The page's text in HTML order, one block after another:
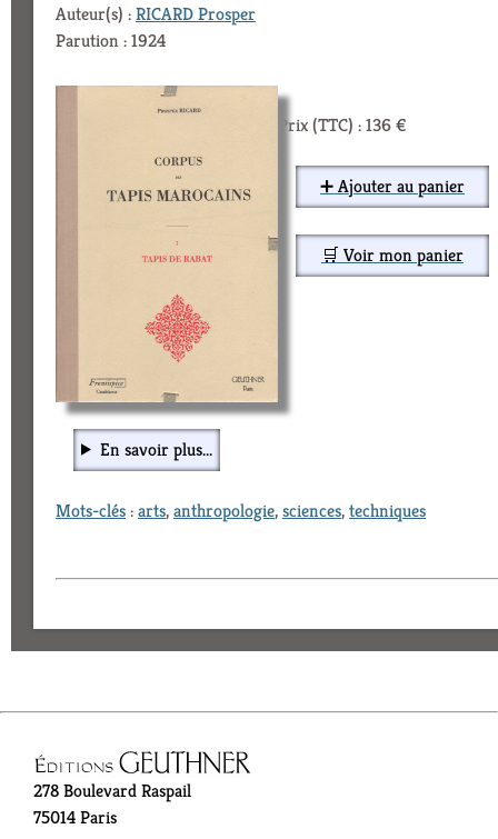
Auteur(s) :RICARD Prosper
Parution : 1924
Prix (TTC) : 136 €
➕ Ajouter au panier
🛒 Voir mon panier
En savoir plus...
Mots-clés:arts,anthropologie,sciences,techniques
278 Boulevard Raspail
75014 Paris